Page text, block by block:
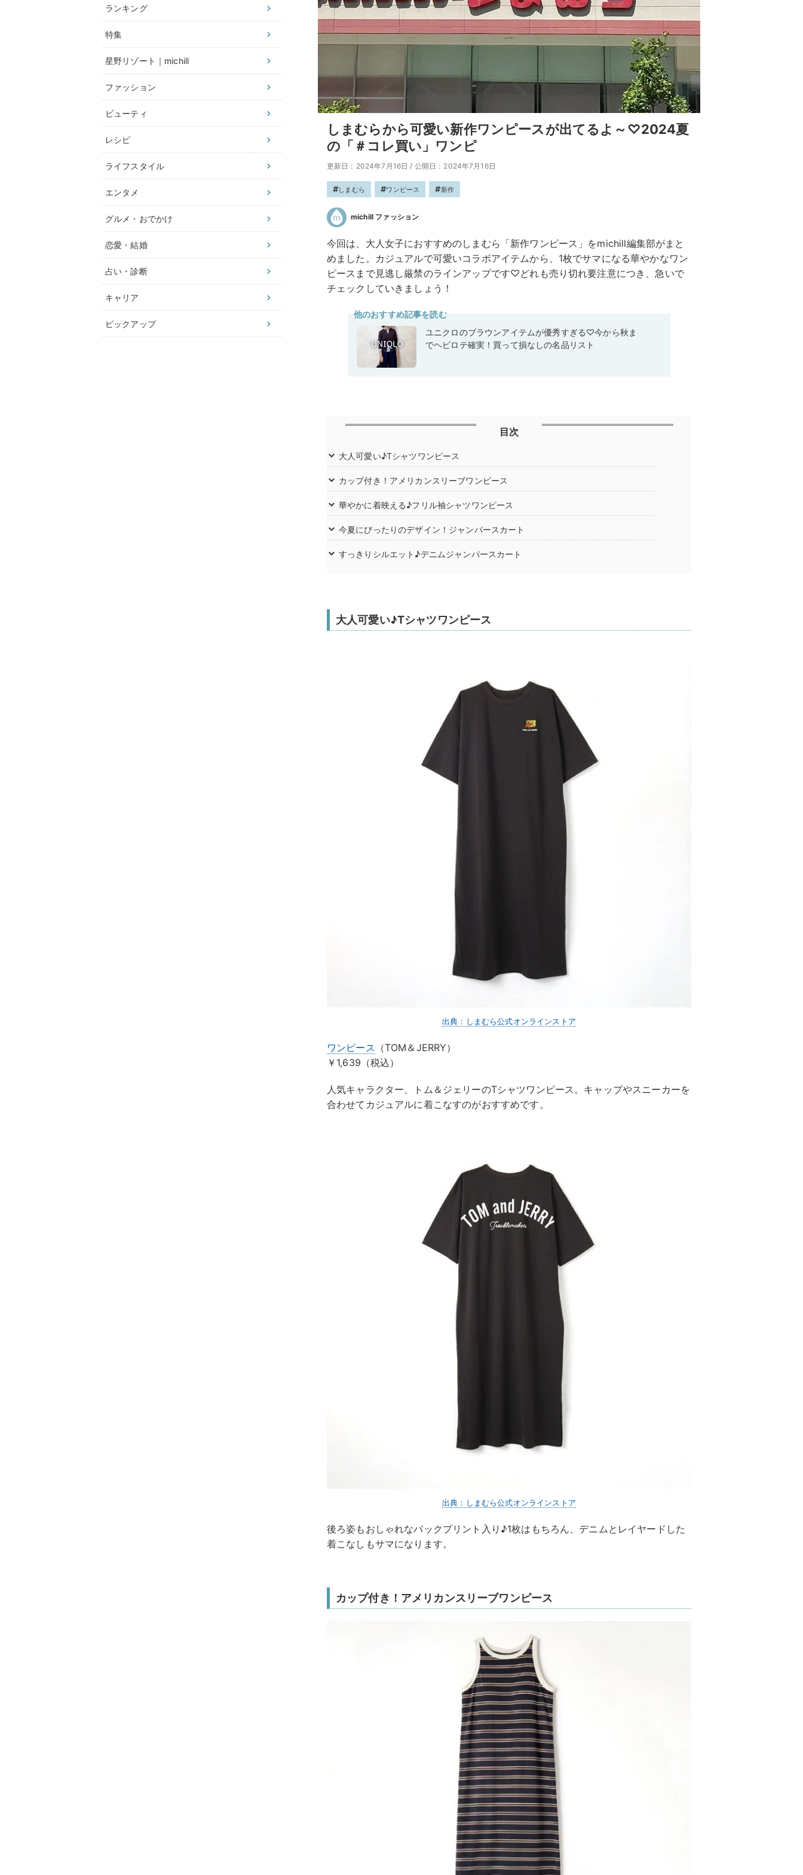
ランキング
特集
星野リゾート｜michill
ファッション
ビューティ
レシピ
ライフスタイル
エンタメ
グルメ・おでかけ
恋愛・結婚
占い・診断
キャリア
ピックアップ
しまむらから可愛い新作ワンピースが出てるよ～♡2024夏
の「＃コレ買い」ワンピ
更新日：2024年7月16日 / 公開日：2024年7月16日
しまむら ワンピース 新作
michill ファッション
今回は、大人女子におすすめのしまむら「新作ワンピース」をmichill編集部がまと
めました。カジュアルで可愛いコラボアイテムから、1枚でサマになる華やかなワン
ピースまで見逃し厳禁のラインアップです♡どれも売り切れ要注意につき、急いで
チェックしていきましょう！
他のおすすめ記事を読む
ユニクロのブラウンアイテムが優秀すぎる♡今から秋ま
でヘビロテ確実！買って損なしの名品リスト
目次
大人可愛い♪Tシャツワンピース
カップ付き！アメリカンスリーブワンピース
華やかに着映える♪フリル袖シャツワンピース
今夏にぴったりのデザイン！ジャンパースカート
すっきりシルエット♪デニムジャンパースカート
大人可愛い♪Tシャツワンピース
出典：しまむら公式オンラインストア
ワンピース （TOM＆JERRY）
￥1,639（税込）
人気キャラクター、トム＆ジェリーのTシャツワンピース。キャップやスニーカーを
合わせてカジュアルに着こなすのがおすすめです。
出典：しまむら公式オンラインストア
後ろ姿もおしゃれなバックプリント入り♪1枚はもちろん、デニムとレイヤードした
着こなしもサマになります。
カップ付き！アメリカンスリーブワンピース